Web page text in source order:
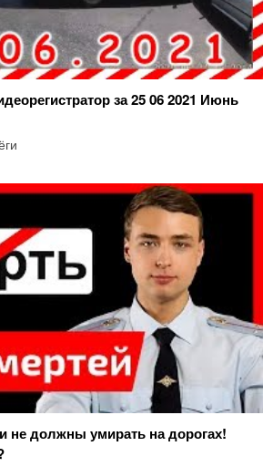
за 25 06 2021 Июнь
не должны умирать на дорогах!